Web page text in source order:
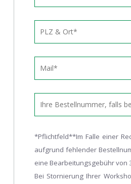
*Pflichtfeld**Im Falle einer
aufgrund fehlender
eine Bearbeitungsgebühr von
Bei Stornierung Ihrer